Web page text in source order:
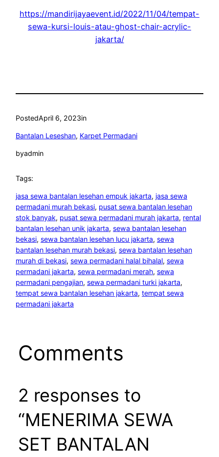
https://mandirijayaevent.id/2022/11/04/tempat-
sewa-kursi-louis-atau-ghost-chair-acrylic-
jakarta/
PostedApril 6, 2023in
Bantalan Leseshan, Karpet Permadani
byadmin
Tags:
jasa sewa bantalan lesehan empuk jakarta, jasa sewa
permadani murah bekasi, pusat sewa bantalan lesehan
stok banyak, pusat sewa permadani murah jakarta, rental
bantalan lesehan unik jakarta, sewa bantalan lesehan
bekasi, sewa bantalan lesehan lucu jakarta, sewa
bantalan lesehan murah bekasi, sewa bantalan lesehan
murah di bekasi, sewa permadani halal bihalal, sewa
permadani jakarta, sewa permadani merah, sewa
permadani pengajian, sewa permadani turki jakarta
tempat sewa bantalan lesehan jakarta, tempat sewa
permadani jakarta
Comments
2 responses to
“MENERIMA SEWA
SET BANTALAN